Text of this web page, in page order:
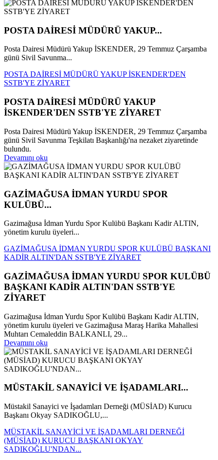
POSTA DAİRESİ MÜDÜRÜ YAKUP...
Posta Dairesi Müdürü Yakup İSKENDER, 29 Temmuz Çarşamba
günü Sivil Savunma...
POSTA DAİRESİ MÜDÜRÜ YAKUP İSKENDER'DEN
SSTB'YE ZİYARET
POSTA DAİRESİ MÜDÜRÜ YAKUP
İSKENDER'DEN SSTB'YE ZİYARET
Posta Dairesi Müdürü Yakup İSKENDER, 29 Temmuz Çarşamba
günü Sivil Savunma Teşkilatı Başkanlığı'na nezaket ziyaretinde
bulundu.
Devamını oku
GAZİMAĞUSA İDMAN YURDU SPOR
KULÜBÜ...
Gazimağusa İdman Yurdu Spor Kulübü Başkanı Kadir ALTIN,
yönetim kurulu üyeleri...
GAZİMAĞUSA İDMAN YURDU SPOR KULÜBÜ BAŞKANI
KADİR ALTIN'DAN SSTB'YE ZİYARET
GAZİMAĞUSA İDMAN YURDU SPOR KULÜBÜ
BAŞKANI KADİR ALTIN'DAN SSTB'YE
ZİYARET
Gazimağusa İdman Yurdu Spor Kulübü Başkanı Kadir ALTIN,
yönetim kurulu üyeleri ve Gazimağusa Maraş Harika Mahallesi
Muhtarı Cemaleddin BALKANLI, 29...
Devamını oku
MÜSTAKİL SANAYİCİ VE İŞADAMLARI...
Müstakil Sanayici ve İşadamları Derneği (MÜSİAD) Kurucu
Başkanı Okyay SADIKOĞLU,...
MÜSTAKİL SANAYİCİ VE İŞADAMLARI DERNEĞİ
(MÜSİAD) KURUCU BAŞKANI OKYAY
SADIKOĞLU'NDAN...